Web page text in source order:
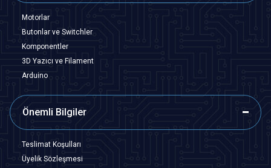
Motorlar
Butonlar ve Switchler
Komponentler
3D Yazıcı ve Filament
Arduino
Önemli Bilgiler
Teslimat Koşulları
Üyelik Sözleşmesi